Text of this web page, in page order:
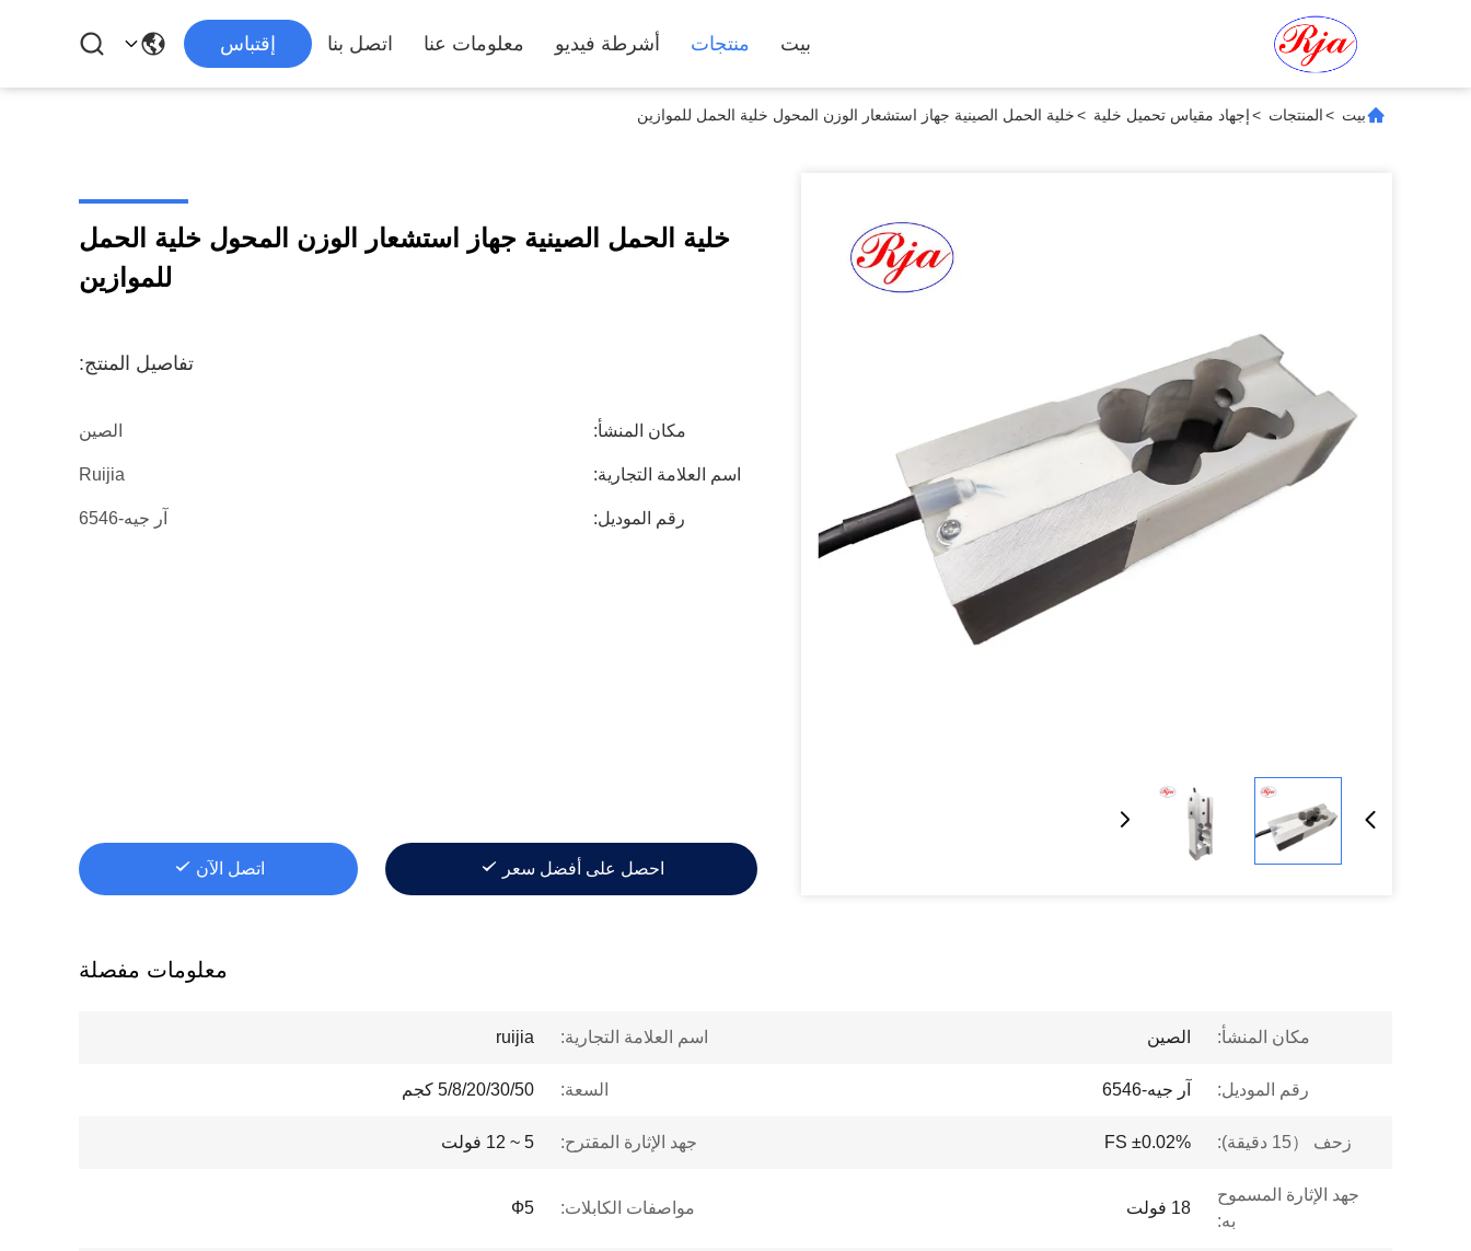
بيت منتجات أشرطة فيديو معلومات عنا اتصل بنا إقتباس
بيت >المنتجات >إجهاد مقياس تحميل خلية >خلية الحمل الصينية جهاز استشعار الوزن المحول خلية الحمل للموازين
خلية الحمل الصينية جهاز استشعار الوزن المحول خلية الحمل
للموازين
تفاصيل المنتج:
مكان المنشأ: الصين
اسم العلامة التجارية: Ruijia
رقم الموديل: آر جيه-6546
احصل على أفضل سعر اتصل الآن
معلومات مفصلة
مكان المنشأ: الصين اسم العلامة التجارية: ruijia
رقم الموديل: آر جيه-6546 السعة: 5/8/20/30/50 كجم
زحف （15 دقيقة): ±0.02% FS جهد الإثارة المقترح: 5 ~ 12 فولت
جهد الإثارة المسموح
به:
18 فولت مواصفات الكابلات: Ф5